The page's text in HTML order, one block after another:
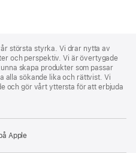
största styrka. Vi drar nytta av
och perspektiv. Vi är övertygade
skapa produkter som passar
alla sökande lika och rättvist. Vi
och gör vårt yttersta för att erbjuda
Apple